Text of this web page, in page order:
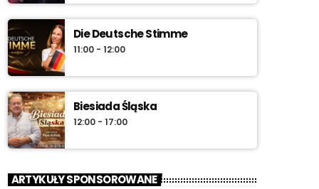
Die Deutsche Stimme
11:00 - 12:00
Biesiada Śląska
12:00 - 17:00
ARTYKUŁY SPONSOROWANE